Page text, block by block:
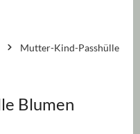
Mutter-Kind-Passhülle
von 5 Sternen
Blumen